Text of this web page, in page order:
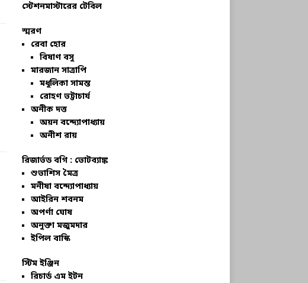
স্টেশনমাস্টারের টেবিল
স্মরণ
রেবা হোর
বিষাণ বসু
মারজান সাত্রাপি
মধুলিকা সামন্ত
রোহণ ভট্টাচার্য
অনীক দত্ত
অয়ন বন্দ্যোপাধ্যায়
অনীশ রায়
রিজার্ভড বগি : ভোটব্যাঙ্ক
শুভাশিস মৈত্র
মনীষা বন্দ্যোপাধ্যায়
আইরিন শবনম
অপর্ণা ঘোষ
অনুক্তা মজুমদার
ইপিল বাস্কি
স্টিম ইঞ্জিন
রিচার্ড এম ইটন